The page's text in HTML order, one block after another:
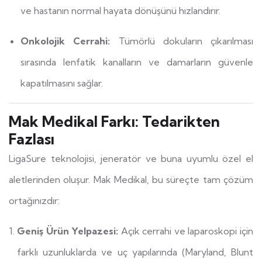
ve hastanın normal hayata dönüşünü hızlandırır.
Onkolojik Cerrahi: Tümörlü dokuların çıkarılması
sırasında lenfatik kanalların ve damarların güvenle
kapatılmasını sağlar.
Mak Medikal Farkı: Tedarikten
Fazlası
LigaSure teknolojisi, jeneratör ve buna uyumlu özel el
aletlerinden oluşur. Mak Medikal, bu süreçte tam çözüm
ortağınızdır:
Geniş Ürün Yelpazesi: Açık cerrahi ve laparoskopi için
farklı uzunluklarda ve uç yapılarında (Maryland, Blunt